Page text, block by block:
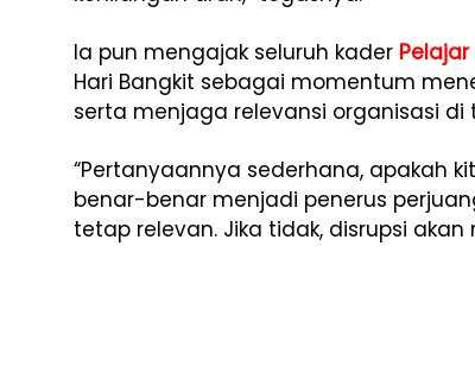
Ia pun mengajak seluruh kader
Hari Bangkit sebagai momentum
serta menjaga relevansi organisasi
“Pertanyaannya sederhana, apakah
benar-benar menjadi penerus
tetap relevan. Jika tidak, disrupsi